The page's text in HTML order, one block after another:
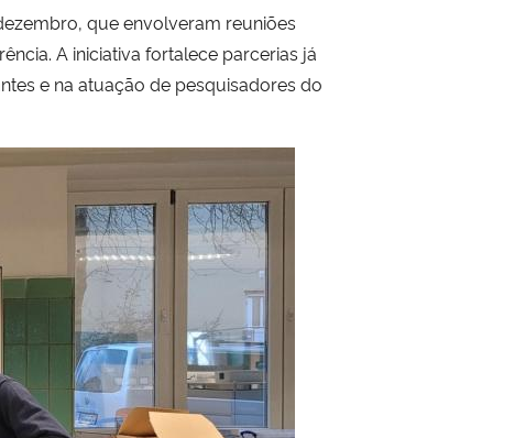
que envolveram reuniões
A iniciativa fortalece parcerias já
e na atuação de pesquisadores do